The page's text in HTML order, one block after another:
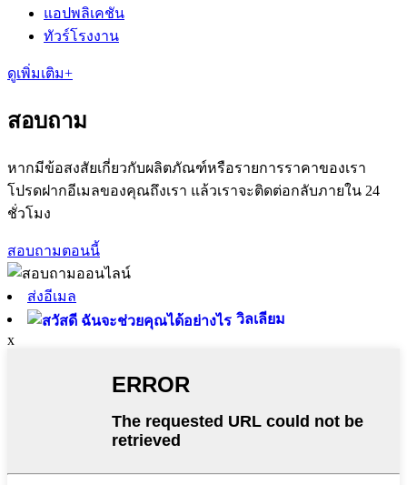
แอปพลิเคชัน
ทัวร์โรงงาน
ดูเพิ่มเติม+
สอบถาม
หากมีข้อสงสัยเกี่ยวกับผลิตภัณฑ์หรือรายการราคาของเรา
โปรดฝากอีเมลของคุณถึงเรา แล้วเราจะติดต่อกลับภายใน 24
ชั่วโมง
สอบถามตอนนี้
ส่งอีเมล
วิลเลียม
x